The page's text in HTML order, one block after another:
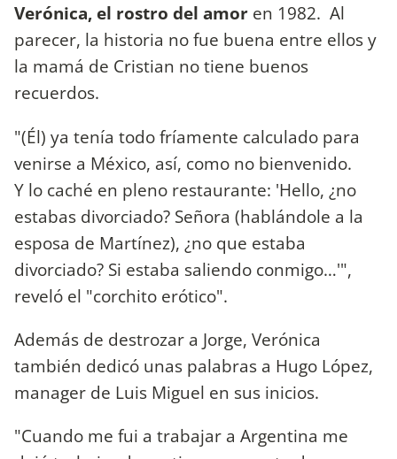
Verónica, el rostro del amor en 1982. Al
parecer, la historia no fue buena entre ellos y
la mamá de Cristian no tiene buenos
recuerdos.
"(Él) ya tenía todo fríamente calculado para
venirse a México, así, como no bienvenido.
Y lo caché en pleno restaurante: 'Hello, ¿no
estabas divorciado? Señora (hablándole a la
esposa de Martínez), ¿no que estaba
divorciado? Si estaba saliendo conmigo…'",
reveló el "corchito erótico".
Además de destrozar a Jorge, Verónica
también dedicó unas palabras a Hugo López,
manager de Luis Miguel en sus inicios.
"Cuando me fui a trabajar a Argentina me